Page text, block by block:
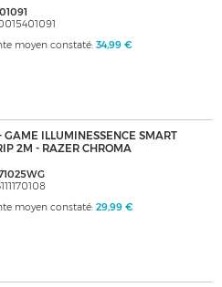
moyen constaté: 34,99 €
ILLUMINESSENCE SMART
2M - RAZER CHROMA
moyen constaté: 29,99 €